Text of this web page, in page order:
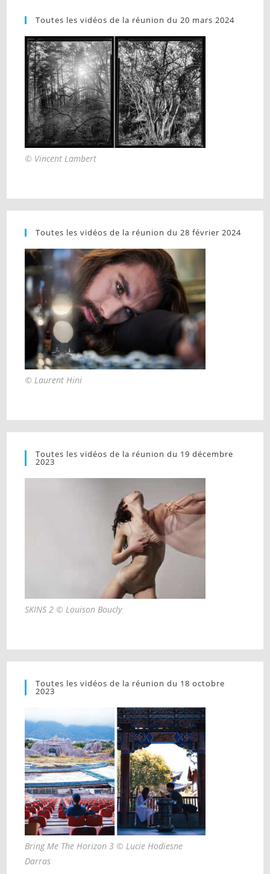
Toutes les vidéos de la réunion du 20 mars 2024
© Vincent Lambert
Toutes les vidéos de la réunion du 28 février 2024
© Laurent Hini
Toutes les vidéos de la réunion du 19 décembre
2023
SKINS 2 © Louison Boucly
Toutes les vidéos de la réunion du 18 octobre
2023
Bring Me The Horizon 3 © Lucie Hodiesne
Darras